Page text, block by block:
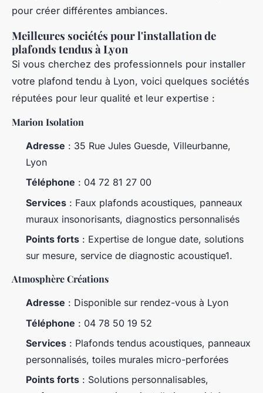
pour créer différentes ambiances.
Meilleures sociétés pour l'installation de
plafonds tendus à Lyon
Si vous cherchez des professionnels pour installer
votre plafond tendu à Lyon, voici quelques sociétés
réputées pour leur qualité et leur expertise :
Marion Isolation
Adresse : 35 Rue Jules Guesde, Villeurbanne,
Lyon
Téléphone : 04 72 81 27 00
Services : Faux plafonds acoustiques, panneaux
muraux insonorisants, diagnostics personnalisés
Points forts : Expertise de longue date, solutions
sur mesure, service de diagnostic acoustique1.
Atmosphère Créations
Adresse : Disponible sur rendez-vous à Lyon
Téléphone : 04 78 50 19 52
Services : Plafonds tendus acoustiques, panneaux
personnalisés, toiles murales micro-perforées
Points forts : Solutions personnalisables,